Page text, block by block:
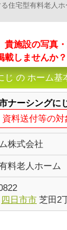
住宅型有料老人
貴施設の写真
載しませんか？
じ の ホーム基
ナーシングに
資料送付等の対
株式会社
料老人ホーム
四日市市 芝田2